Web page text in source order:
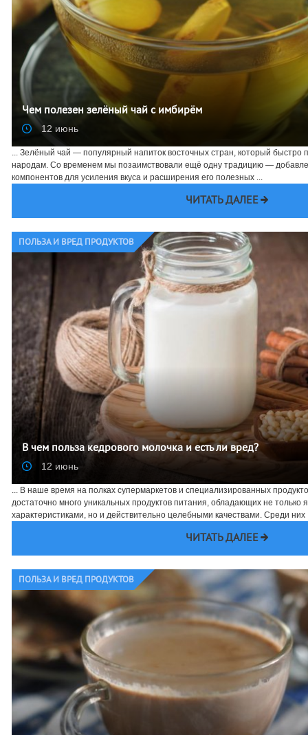
Чем полезен зелёный чай с имбирём
12 июнь
... Зелёный чай — популярный напиток восточных стран, который быстро
народам. Со временем мы позаимствовали ещё одну традицию —
компонентов для усиления вкуса и расширения его полезных ...
ЧИТАТЬ ДАЛЕЕ
ПОЛЬЗА И ВРЕД ПРОДУКТОВ
В чем польза кедрового молочка и есть ли вред?
12 июнь
... В наше время на полках супермаркетов и специализированных
достаточно много уникальных продуктов питания, обладающих не только
характеристиками, но и действительно целебными качествами. Среди них
ЧИТАТЬ ДАЛЕЕ
ПОЛЬЗА И ВРЕД ПРОДУКТОВ